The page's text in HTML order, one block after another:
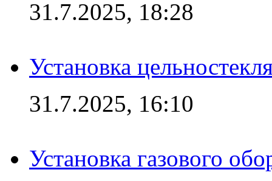
31.7.2025, 18:28
Установка
31.7.2025, 16:10
Установка газового